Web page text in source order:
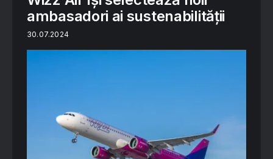
ambasadori ai sustenabilității
30.07.2024